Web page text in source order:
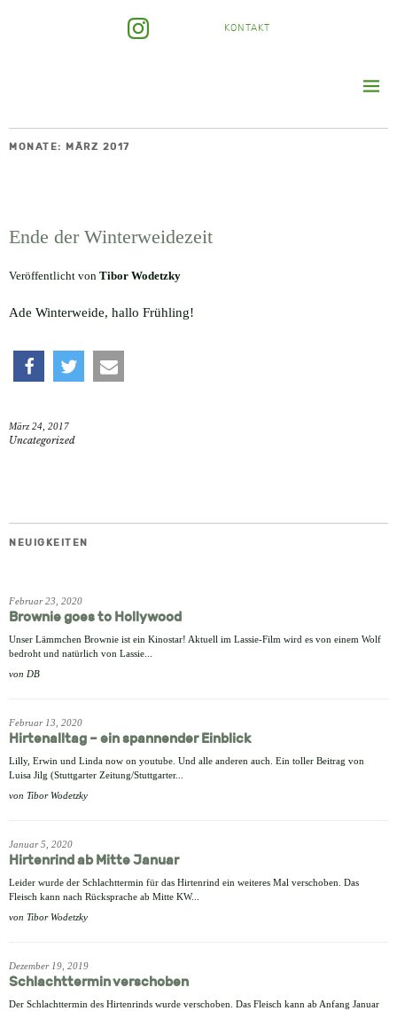
KONTAKT
MONATE: MÄRZ 2017
Ende der Winterweidezeit
Veröffentlicht von Tibor Wodetzky
Ade Winterweide, hallo Frühling!
März 24, 2017
Uncategorized
NEUIGKEITEN
Februar 23, 2020
Brownie goes to Hollywood
Unser Lämmchen Brownie ist ein Kinostar! Aktuell im Lassie-Film wird es von einem Wolf
bedroht und natürlich von Lassie...
von DB
Februar 13, 2020
Hirtenalltag – ein spannender Einblick
Lilly, Erwin und Linda now on youtube. Und alle anderen auch. Ein toller Beitrag von
Luisa Jilg (Stuttgarter Zeitung/Stuttgarter...
von Tibor Wodetzky
Januar 5, 2020
Hirtenrind ab Mitte Januar
Leider wurde der Schlachttermin für das Hirtenrind ein weiteres Mal verschoben. Das
Fleisch kann nach Rücksprache ab Mitte KW...
von Tibor Wodetzky
Dezember 19, 2019
Schlachttermin verschoben
Der Schlachttermin des Hirtenrinds wurde verschoben. Das Fleisch kann ab Anfang Januar